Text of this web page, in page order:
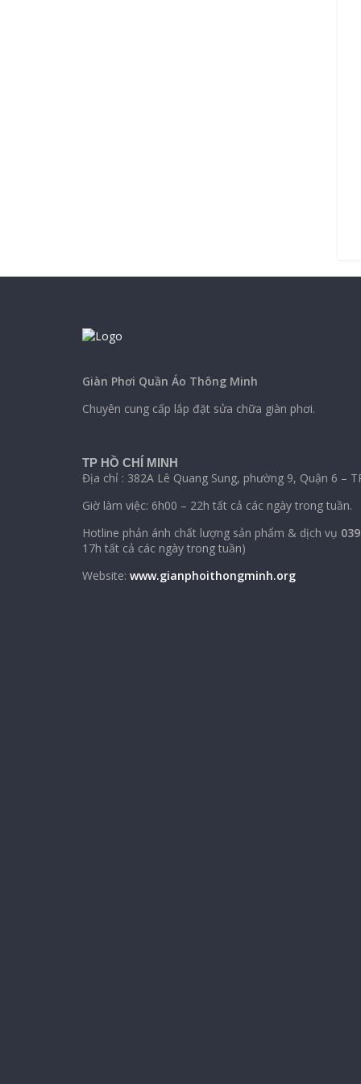
Giàn Phơi Quần Áo Thông Minh
Chuyên cung cấp lắp đặt sửa chữa giàn phơi.
TP HỒ CHÍ MINH
Địa chỉ : 382A Lê Quang Sung, phường 9, Quận 6 –
Giờ làm việc: 6h00 – 22h tất cả các ngày trong tuần.
Hotline phản ánh chất lượng sản phẩm & dịch vụ
17h tất cả các ngày trong tuần)
Website: www.gianphoithongminh.org